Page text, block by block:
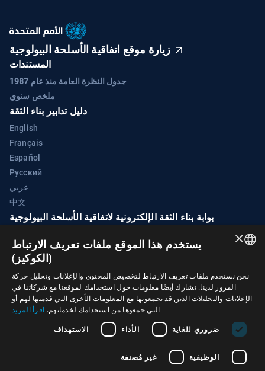
زيارة موقع اتفاقية الأسلحة البيولوجية
المستندات
جدول النظرة العامة منذ عام 1987
ملخص سنوي
دليل تدابير بناء الثقة
English
Français
Español
Русский
عربي
中文
بوابة بناء الثقة الإلكترونية لاتفاقية الأسلحة البيولوجية
قصر الأمم
سويسرا
الهاتف:+41 (0)22 917 2230
ARABIC
SPANISH
×
يستخدم هذا الموقع ملفات تعريف الارتباط
(الكوكيز)
نحن نستخدم ملفات تعريف الارتباط لتخصيص المحتوى والإعلانات وتحليل حركة
المرور لدينا. نشارك أيضًا معلومات حول استخدامك لموقعنا مع شركائنا في
الإعلانات والتحليلات الذين قد يجمعونها مع المعلومات الأخرى التي قدمتها لهم أو
التي جمعوها من استخدامك لخدماتهم. اقرأ المزيد
ضروري للغاية
الأداء الاستهداف
الوظيفية غير مُصنفة